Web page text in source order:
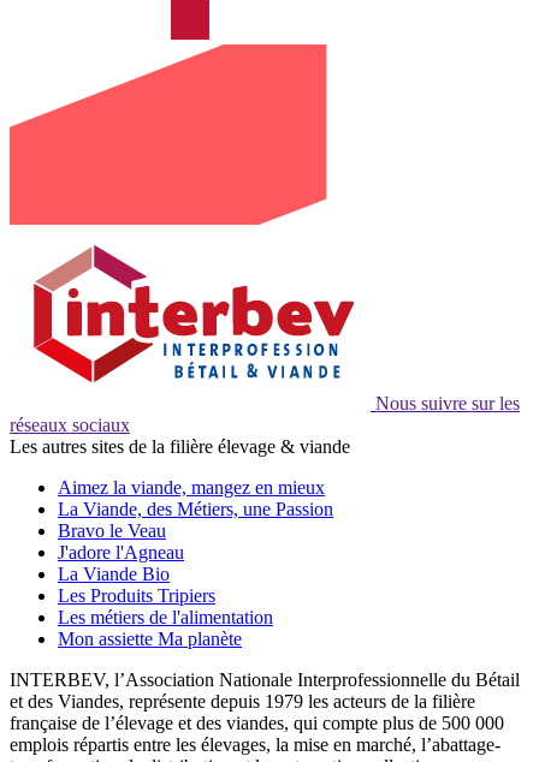
Nous suivre sur les
réseaux sociaux
Les autres sites de la filière élevage & viande
Aimez la viande, mangez en mieux
La Viande, des Métiers, une Passion
Bravo le Veau
J'adore l'Agneau
La Viande Bio
Les Produits Tripiers
Les métiers de l'alimentation
Mon assiette Ma planète
INTERBEV, l’Association Nationale Interprofessionnelle du Bétail
et des Viandes, représente depuis 1979 les acteurs de la filière
française de l’élevage et des viandes, qui compte plus de 500 000
emplois répartis entre les élevages, la mise en marché, l’abattage-